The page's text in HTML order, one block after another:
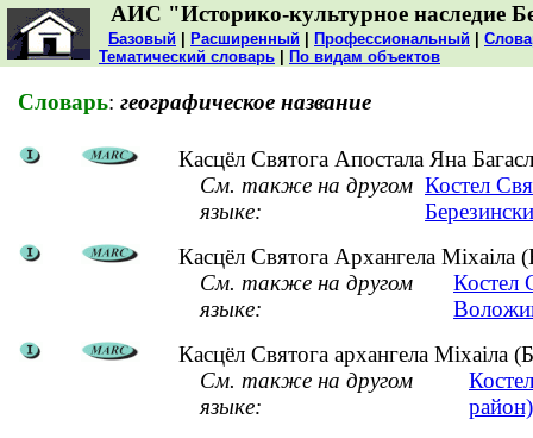
АИС "Историко-культурное наследие
Базовый Расширенный Профессиональный
Тематический словарь
По видам объектов
Словарь: географическое название
Касцёл Святога Апостала Яна
См. также на другом
языке:
Костел
Касцёл Святога Архангела Міхаіла
См. также на другом
языке:
Костел
Касцёл Святога архангела Міхаіла
См. также на другом
языке:
район)